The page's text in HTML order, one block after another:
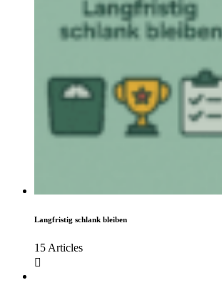
Langfristig schlank bleiben
15 Articles